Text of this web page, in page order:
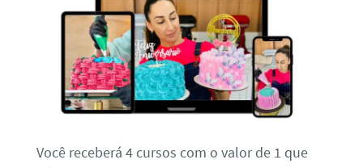
Você receberá 4 cursos com o valor de 1 que